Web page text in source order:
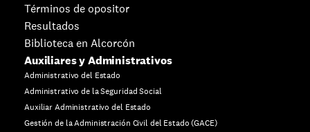
Términos de opositor
Resultados
Biblioteca en Alcorcón
Auxiliares y Administrativos
Administrativo del Estado
Administrativo de la Seguridad Social
Auxiliar Administrativo del Estado
Gestión de la Administración Civil del Estado (GACE)